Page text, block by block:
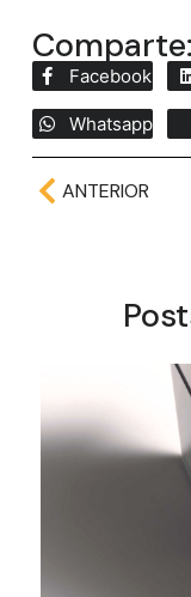
Comparte:
Facebook
Whatsapp
ANTERIOR